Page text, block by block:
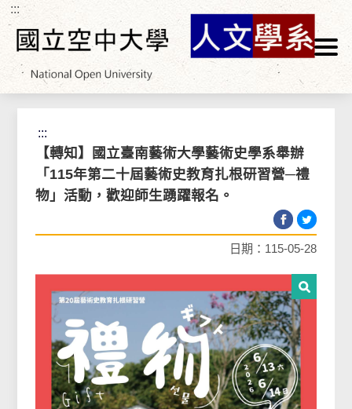
跳到主要內容區塊
:::
首頁>最新消息 >一般公告
:::
【轉知】國立臺南藝術大學藝術史學系舉辦
「115年第二十屆藝術史教育扎根研習營─禮
物」活動，歡迎師生踴躍報名。
日期：115-05-28